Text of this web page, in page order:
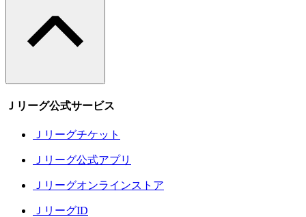
Ｊリーグ公式サービス
Ｊリーグチケット
Ｊリーグ公式アプリ
Ｊリーグオンラインストア
ＪリーグID